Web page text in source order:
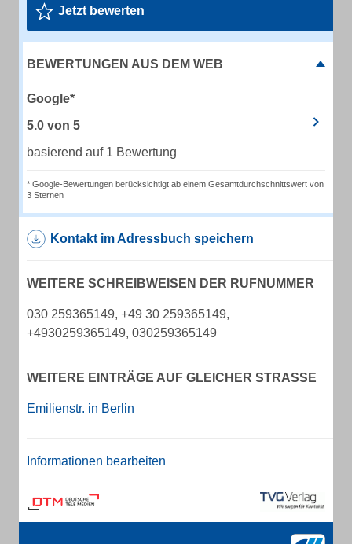
Jetzt bewerten
BEWERTUNGEN AUS DEM WEB
Google*
5.0 von 5
basierend auf 1 Bewertung
* Google-Bewertungen berücksichtigt ab einem Gesamtdurchschnittswert von
3 Sternen
Kontakt im Adressbuch speichern
WEITERE SCHREIBWEISEN DER RUFNUMMER
030 259365149, +49 30 259365149,
+4930259365149, 030259365149
WEITERE EINTRÄGE AUF GLEICHER STRASSE
Emilienstr. in Berlin
Informationen bearbeiten